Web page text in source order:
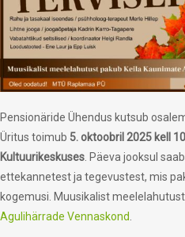
Pensionäride Ühendus kutsub
Üritus toimub 5. oktoobril 2025 kell
Kultuurikeskuses . Päeva jooksul
ettekannetest ja tegevustest, mis
kogemusi. Muusikalist
Agulihärrade Vennaskond